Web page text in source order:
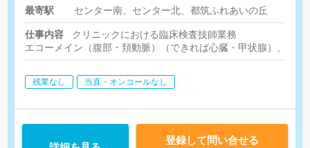
最寄駅
センター南、センター北、都筑ふれあいの丘
仕事内容
クリニックにおける臨床検査技師業務
エコーメイン（腹部・頚動脈）（できれば心臓・甲状腺）、採
残業なし 当直・オンコールなし
登録して問い合せる